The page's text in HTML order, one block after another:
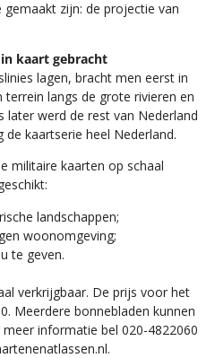
zijn: de projectie van
kaart gebracht
lagen, bracht men eerst in
langs de grote rivieren en
werd de rest van Nederland
de kaartserie heel Nederland.
militaire kaarten op schaal
landschappen;
woonomgeving;
te geven.
verkrijgbaar. De prijs voor het
Meerdere bonnebladen kunnen
informatie bel 020-4822060